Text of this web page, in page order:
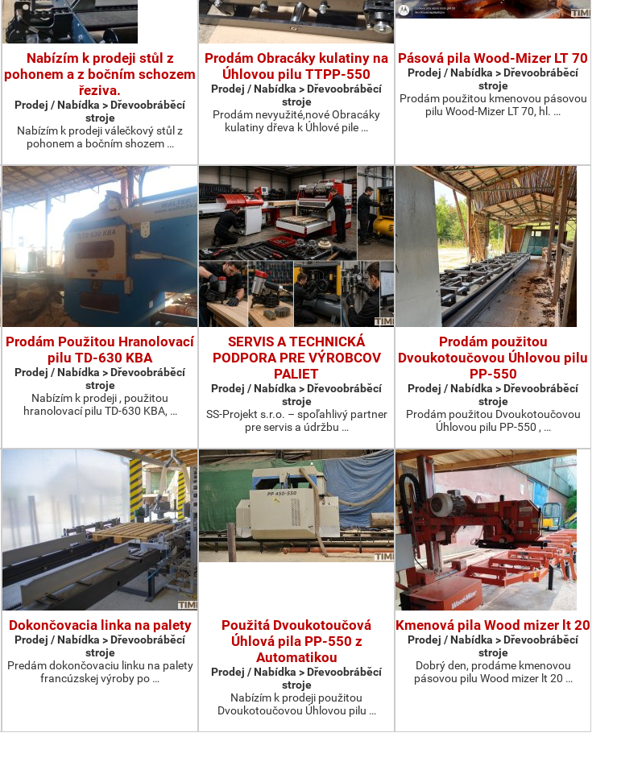
Nabízím k prodeji stůl z
pohonem a z bočním schozem
řeziva.
Prodej / Nabídka > Dřevoobráběcí
stroje
Nabízím k prodeji válečkový stůl z
pohonem a bočním shozem …
Prodám Obracáky kulatiny na
Úhlovou pilu TTPP-550
Prodej / Nabídka > Dřevoobráběcí
stroje
Prodám nevyužité,nové Obracáky
kulatiny dřeva k Úhlové pile …
Pásová pila Wood-Mizer LT 70
Prodej / Nabídka > Dřevoobráběcí
stroje
Prodám použitou kmenovou pásovou
pilu Wood-Mizer LT 70, hl. …
Prodám Použitou Hranolovací
pilu TD-630 KBA
Prodej / Nabídka > Dřevoobráběcí
stroje
Nabízím k prodeji , použitou
hranolovací pilu TD-630 KBA, …
SERVIS A TECHNICKÁ
PODPORA PRE VÝROBCOV
PALIET
Prodej / Nabídka > Dřevoobráběcí
stroje
SS-Projekt s.r.o. – spoľahlivý partner
pre servis a údržbu …
Prodám použitou
Dvoukotoučovou Úhlovou pilu
PP-550
Prodej / Nabídka > Dřevoobráběcí
stroje
Prodám použitou Dvoukotoučovou
Úhlovou pilu PP-550 , …
Dokončovacia linka na palety
Prodej / Nabídka > Dřevoobráběcí
stroje
Predám dokončovaciu linku na palety
francúzskej výroby po …
Použitá Dvoukotoučová
Úhlová pila PP-550 z
Automatikou
Prodej / Nabídka > Dřevoobráběcí
stroje
Nabízím k prodeji použitou
Dvoukotoučovou Úhlovou pilu …
Kmenová pila Wood mizer lt 20
Prodej / Nabídka > Dřevoobráběcí
stroje
Dobrý den, prodáme kmenovou
pásovou pilu Wood mizer lt 20 …